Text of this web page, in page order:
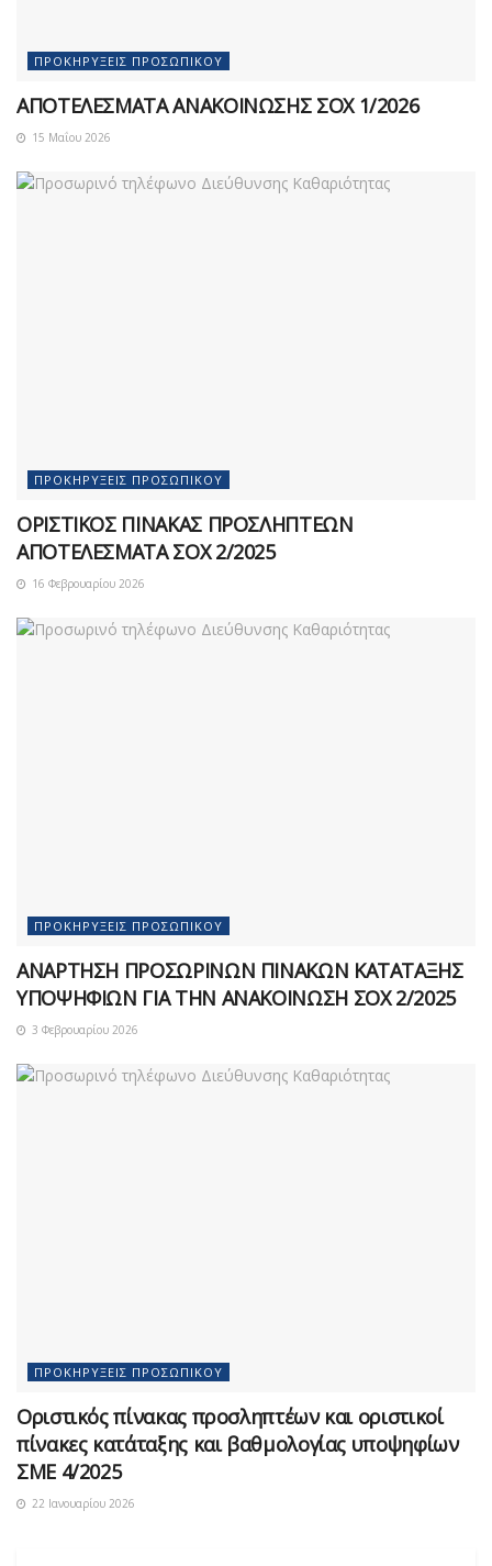
ΠΡΟΚΗΡΎΞΕΙΣ ΠΡΟΣΩΠΙΚΟΎ
ΑΠΟΤΕΛΕΣΜΑΤΑ ΑΝΑΚΟΙΝΩΣΗΣ ΣΟΧ 1/2026
15 Μαΐου 2026
ΠΡΟΚΗΡΎΞΕΙΣ ΠΡΟΣΩΠΙΚΟΎ
ΟΡΙΣΤΙΚΟΣ ΠΙΝΑΚΑΣ ΠΡΟΣΛΗΠΤΕΩΝ
ΑΠΟΤΕΛΕΣΜΑΤΑ ΣΟΧ 2/2025
16 Φεβρουαρίου 2026
ΠΡΟΚΗΡΎΞΕΙΣ ΠΡΟΣΩΠΙΚΟΎ
ΑΝΑΡΤΗΣΗ ΠΡΟΣΩΡΙΝΩΝ ΠΙΝΑΚΩΝ ΚΑΤΑΤΑΞΗΣ
ΥΠΟΨΗΦΙΩΝ ΓΙΑ ΤΗΝ ΑΝΑΚΟΙΝΩΣΗ ΣOX 2/2025
3 Φεβρουαρίου 2026
ΠΡΟΚΗΡΎΞΕΙΣ ΠΡΟΣΩΠΙΚΟΎ
Οριστικός πίνακας προσληπτέων και οριστικοί
πίνακες κατάταξης και βαθμολογίας υποψηφίων
ΣΜΕ 4/2025
22 Ιανουαρίου 2026